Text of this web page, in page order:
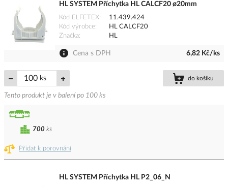
HL SYSTEM Příchytka HL CALCF20 ø20mm
Kód ELFETEX
11.439.424
Kód výrobce
HL CALCF20
Značka
HL
Cena s DPH 6,82 Kč/ks
ks do košíku
Tento produkt je v balení po 100 ks
Přidat k porovnání
700 ks
HL SYSTEM Příchytka HL P2_06_N